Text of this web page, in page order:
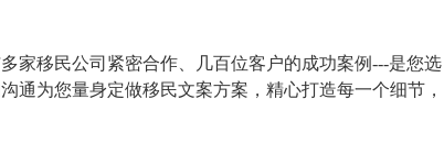
家移民公司紧密合作、几百位客户的成功案例---是您选
通为您量身定做移民文案方案，精心打造每一个细节，